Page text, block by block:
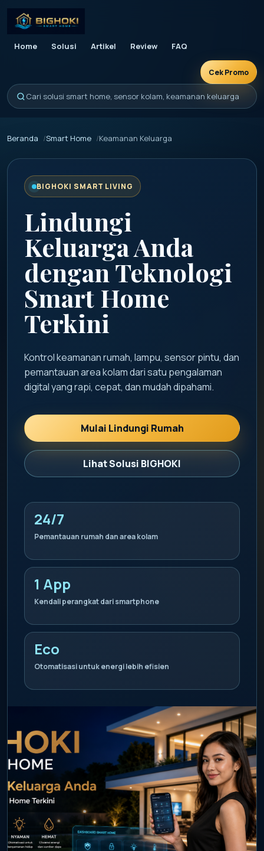
Cari solusi smart home, sensor kolam, keamanan keluarga
Home Solusi Artikel Review FAQ
Cek Promo
Beranda Smart Home Keamanan Keluarga
BIGHOKI SMART LIVING
Lindungi
Keluarga Anda
dengan Teknologi
Smart Home
Terkini
Kontrol keamanan rumah, lampu, sensor pintu, dan
pemantauan area kolam dari satu pengalaman
digital yang rapi, cepat, dan mudah dipahami.
Mulai Lindungi Rumah
Lihat Solusi BIGHOKI
24/7
Pemantauan rumah dan area kolam
1 App
Kendali perangkat dari smartphone
Eco
Otomatisasi untuk energi lebih efisien